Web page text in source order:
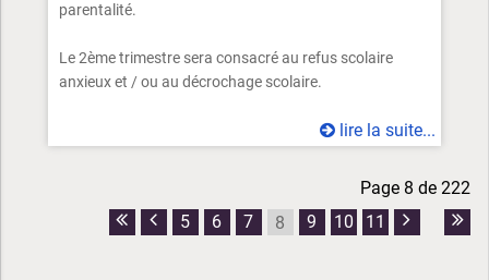
parentalité.
Le 2ème trimestre sera consacré au refus scolaire
anxieux et / ou au décrochage scolaire.
lire la suite...
Page 8 de 222
Première
Page
5 6 7 8 9 10 11
Page